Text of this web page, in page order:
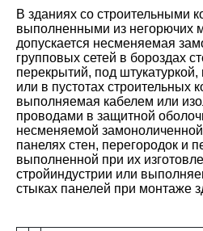
В зданиях со строительными
выполненными из негорючих
допускается несменяемая
групповых сетей в бороздах
перекрытий, под штукатуркой,
или в пустотах строительных
выполняемая кабелем или
проводами в защитной
несменяемой
панелях стен, перегородок и
выполненной при их
стройиндустрии или
стыках панелей при монтаже